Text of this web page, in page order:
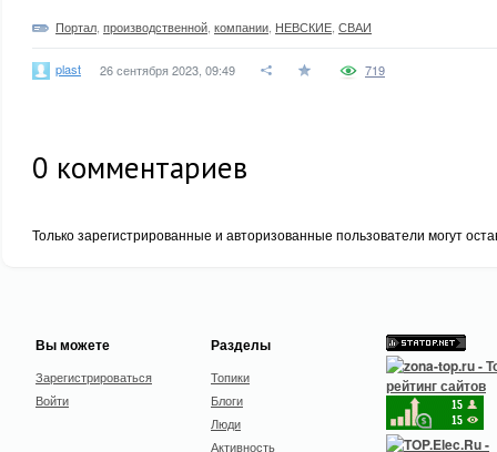
Портал производственной компании НЕВСКИЕ СВАИ
plast 26 сентября 2023, 09:49 719
0 комментариев
Только зарегистрированные и авторизованные пользователи могут
Вы можете
Зарегистрироваться
Войти
Разделы
Топики
Блоги
Люди
Активность